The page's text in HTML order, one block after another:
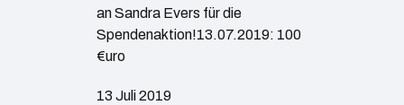
an Sandra Evers für die
Spendenaktion!13.07.2019: 100
€uro
13 Juli 2019